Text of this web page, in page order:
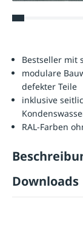
Bestseller mit
modulare
defekter Teile
inklusive
RAL-Farben
Downloads